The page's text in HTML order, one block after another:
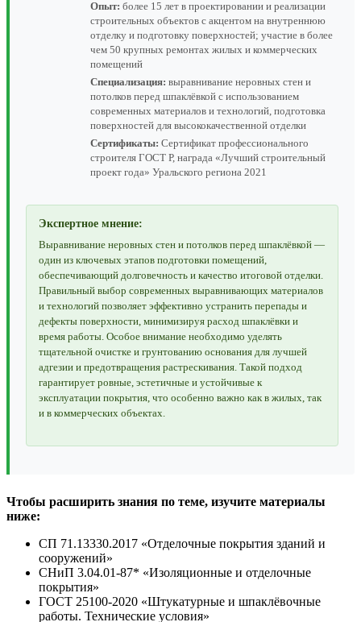
Опыт: более 15 лет в проектировании и реализации
строительных объектов с акцентом на внутреннюю
отделку и подготовку поверхностей; участие в более
чем 50 крупных ремонтах жилых и коммерческих
помещений
Специализация: выравнивание неровных стен и
потолков перед шпаклёвкой с использованием
современных материалов и технологий, подготовка
поверхностей для высококачественной отделки
Сертификаты: Сертификат профессионального
строителя ГОСТ Р, награда «Лучший строительный
проект года» Уральского региона 2021
Экспертное мнение:
Выравнивание неровных стен и потолков перед шпаклёвкой —
один из ключевых этапов подготовки помещений,
обеспечивающий долговечность и качество итоговой отделки.
Правильный выбор современных выравнивающих материалов
и технологий позволяет эффективно устранить перепады и
дефекты поверхности, минимизируя расход шпаклёвки и
время работы. Особое внимание необходимо уделять
тщательной очистке и грунтованию основания для лучшей
адгезии и предотвращения растрескивания. Такой подход
гарантирует ровные, эстетичные и устойчивые к
эксплуатации покрытия, что особенно важно как в жилых, так
и в коммерческих объектах.
Чтобы расширить знания по теме, изучите материалы
ниже:
СП 71.13330.2017 «Отделочные покрытия зданий и
сооружений»
СНиП 3.04.01-87* «Изоляционные и отделочные
покрытия»
ГОСТ 25100-2020 «Штукатурные и шпаклёвочные
работы. Технические условия»